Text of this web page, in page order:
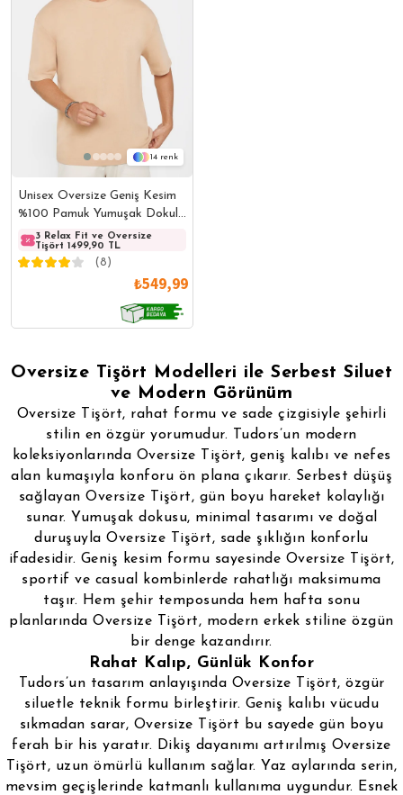
14
Unisex Oversize Geniş Kesim
%100 Pamuk Yumuşak Dokulu
Basic Bisiklet Yaka Vizon
Tişört
3 Relax Fit ve Oversize
Tişört 1499,90 TL
(8)
₺549,99
Oversize Tişört Modelleri ile Serbest Siluet
ve Modern Görünüm
Oversize Tişört, rahat formu ve sade çizgisiyle şehirli
stilin en özgür yorumudur. Tudors’un modern
koleksiyonlarında Oversize Tişört, geniş kalıbı ve nefes
alan kumaşıyla konforu ön plana çıkarır. Serbest düşüş
sağlayan Oversize Tişört, gün boyu hareket kolaylığı
sunar. Yumuşak dokusu, minimal tasarımı ve doğal
duruşuyla Oversize Tişört, sade şıklığın konforlu
ifadesidir. Geniş kesim formu sayesinde Oversize Tişört,
sportif ve casual kombinlerde rahatlığı maksimuma
taşır. Hem şehir temposunda hem hafta sonu
planlarında Oversize Tişört, modern erkek stiline özgün
bir denge kazandırır.
Rahat Kalıp, Günlük Konfor
Tudors’un tasarım anlayışında Oversize Tişört, özgür
siluetle teknik formu birleştirir. Geniş kalıbı vücudu
sıkmadan sarar, Oversize Tişört bu sayede gün boyu
ferah bir his yaratır. Dikiş dayanımı artırılmış Oversize
Tişört, uzun ömürlü kullanım sağlar. Yaz aylarında serin,
mevsim geçişlerinde katmanlı kullanıma uygundur. Esnek